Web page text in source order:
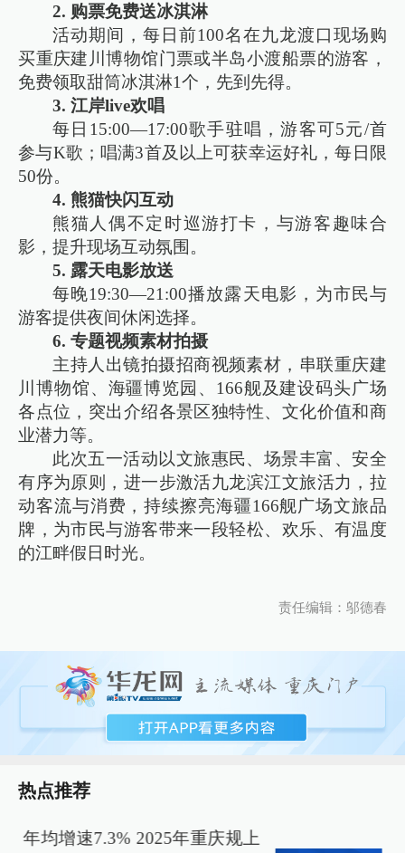
2. 购票免费送冰淇淋
活动期间，每日前100名在九龙渡口现场购
买重庆建川博物馆门票或半岛小渡船票的游客，
免费领取甜筒冰淇淋1个，先到先得。
3. 江岸live欢唱
每日15:00—17:00歌手驻唱，游客可5元/首
参与K歌；唱满3首及以上可获幸运好礼，每日限
50份。
4. 熊猫快闪互动
熊猫人偶不定时巡游打卡，与游客趣味合
影，提升现场互动氛围。
5. 露天电影放送
每晚19:30—21:00播放露天电影，为市民与
游客提供夜间休闲选择。
6. 专题视频素材拍摄
主持人出镜拍摄招商视频素材，串联重庆建
川博物馆、海疆博览园、166舰及建设码头广场
各点位，突出介绍各景区独特性、文化价值和商
业潜力等。
此次五一活动以文旅惠民、场景丰富、安全
有序为原则，进一步激活九龙滨江文旅活力，拉
动客流与消费，持续擦亮海疆166舰广场文旅品
牌，为市民与游客带来一段轻松、欢乐、有温度
的江畔假日时光。
责任编辑：邬德春
热点推荐
年均增速7.3% 2025年重庆规上